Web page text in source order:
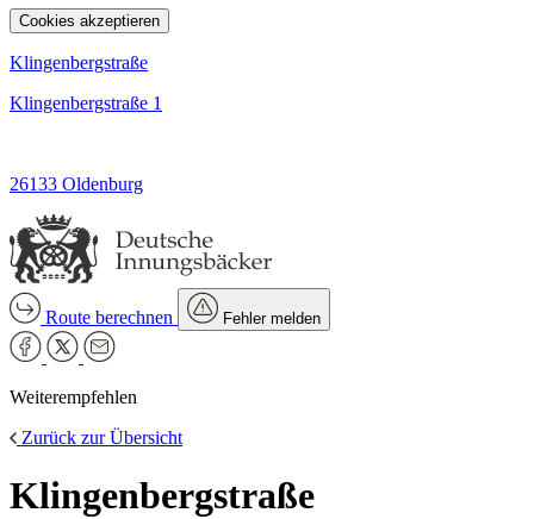
Cookies akzeptieren
Klingenbergstraße
Klingenbergstraße 1
26133 Oldenburg
Route berechnen Fehler melden
Weiterempfehlen
Zurück zur Übersicht
Klingenbergstraße